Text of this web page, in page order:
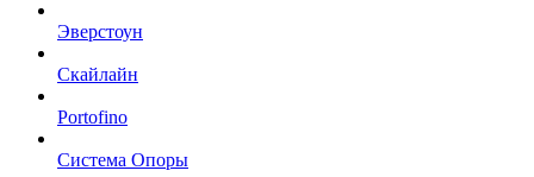
Эверстоун
Скайлайн
Portofino
Система Опоры